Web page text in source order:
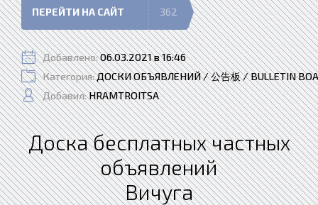
ПЕРЕЙТИ НА САЙТ 362
Добавлено:06.03.2021 в 16:46
Категория:ДОСКИ ОБЪЯВЛЕНИЙ / 公告板 / BULLETIN
Добавил:HRAMTROITSA
Доска бесплатных частных
объявлений
Вичуга